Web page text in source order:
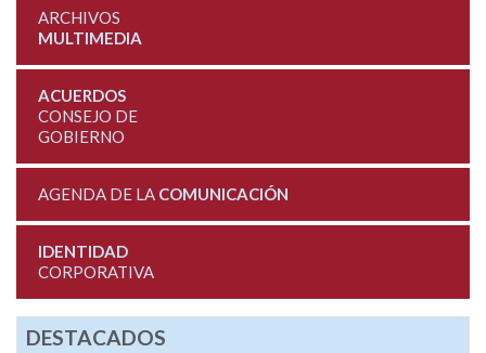
ARCHIVOS
MULTIMEDIA
ACUERDOS
CONSEJO DE
GOBIERNO
AGENDA DE LA COMUNICACIÓN
IDENTIDAD
CORPORATIVA
DESTACADOS